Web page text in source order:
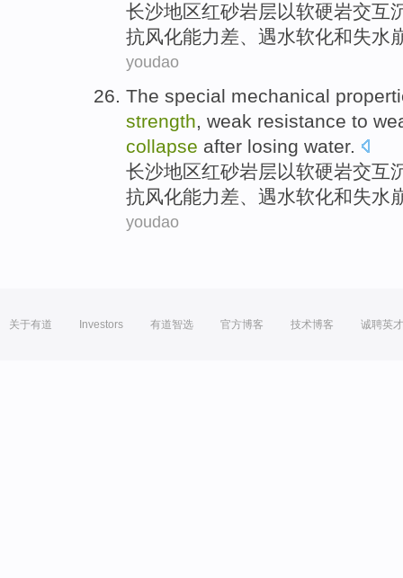
长沙地区红砂岩层以软硬岩交互
抗风化能力差、遇水软化和失水
youdao
The special mechanical
strength, weak resistance to
collapse after losing water.
长沙地区红砂岩层以软硬岩交互
抗风化能力差、遇水软化和失水
youdao
关于有道 Investors 有道智选 官方博客 技术博客 诚聘英才